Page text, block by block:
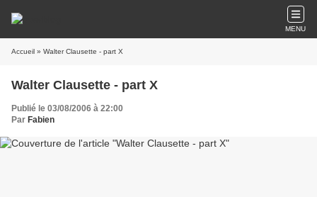
MENU
Accueil » Walter Clausette - part X
Walter Clausette - part X
Publié le 03/08/2006 à 22:00
Par Fabien